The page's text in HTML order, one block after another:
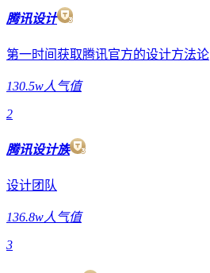
腾讯设计
第一时间获取腾讯官方的设计方法论
130.5w人气值
2
腾讯设计族
设计团队
136.8w人气值
3